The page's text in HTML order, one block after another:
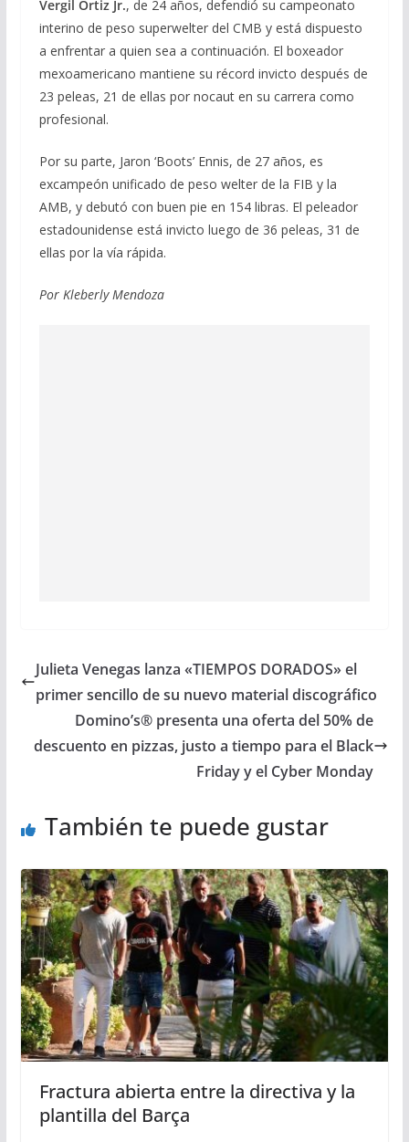
Vergil Ortiz Jr., de 24 años, defendió su campeonato
interino de peso superwelter del CMB y está dispuesto
a enfrentar a quien sea a continuación. El boxeador
mexoamericano mantiene su récord invicto después de
23 peleas, 21 de ellas por nocaut en su carrera como
profesional.
Por su parte, Jaron ‘Boots’ Ennis, de 27 años, es
excampeón unificado de peso welter de la FIB y la
AMB, y debutó con buen pie en 154 libras. El peleador
estadounidense está invicto luego de 36 peleas, 31 de
ellas por la vía rápida.
Por Kleberly Mendoza
Julieta Venegas lanza «TIEMPOS DORADOS» el
primer sencillo de su nuevo material discográfico
Domino’s® presenta una oferta del 50% de
descuento en pizzas, justo a tiempo para el Black
Friday y el Cyber Monday
También te puede gustar
Fractura abierta entre la directiva y la
plantilla del Barça